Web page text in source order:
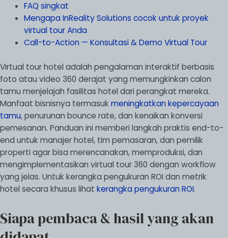
FAQ singkat
Mengapa InReality Solutions cocok untuk proyek
virtual tour Anda
Call-to-Action — Konsultasi & Demo Virtual Tour
Virtual tour hotel adalah pengalaman interaktif berbasis
foto atau video 360 derajat yang memungkinkan calon
tamu menjelajah fasilitas hotel dari perangkat mereka.
Manfaat bisnisnya termasuk meningkatkan kepercayaan
tamu, penurunan bounce rate, dan kenaikan konversi
pemesanan. Panduan ini memberi langkah praktis end-to-
end untuk manajer hotel, tim pemasaran, dan pemilik
properti agar bisa merencanakan, memproduksi, dan
mengimplementasikan virtual tour 360 dengan workflow
yang jelas. Untuk kerangka pengukuran ROI dan metrik
hotel secara khusus lihat kerangka pengukuran ROI.
Siapa pembaca & hasil yang akan